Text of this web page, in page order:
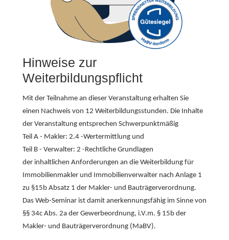
Hinweise zur
Weiterbildungspflicht
Mit der Teilnahme an dieser Veranstaltung erhalten Sie
einen Nachweis von 12 Weiterbildungsstunden. Die Inhalte
der Veranstaltung entsprechen Schwerpunktmäßig
Teil A - Makler: 2.4 -Wertermittlung und
Teil B - Verwalter: 2 -Rechtliche Grundlagen
der inhaltlichen Anforderungen an die Weiterbildung für
Immobilienmakler und Immobilienverwalter nach Anlage 1
zu §15b Absatz 1 der Makler- und Bauträgerverordnung.
Das Web-Seminar ist damit anerkennungsfähig im Sinne von
§§ 34c Abs. 2a der Gewerbeordnung, i.V.m. § 15b der
Makler- und Bauträgerverordnung (MaBV).